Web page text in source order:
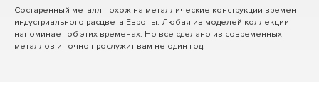
Состаренный металл похож на металлические конструкции времен
индустриального расцвета Европы. Любая из моделей коллекции
напоминает об этих временах. Но все сделано из современных
металлов и точно прослужит вам не один год.